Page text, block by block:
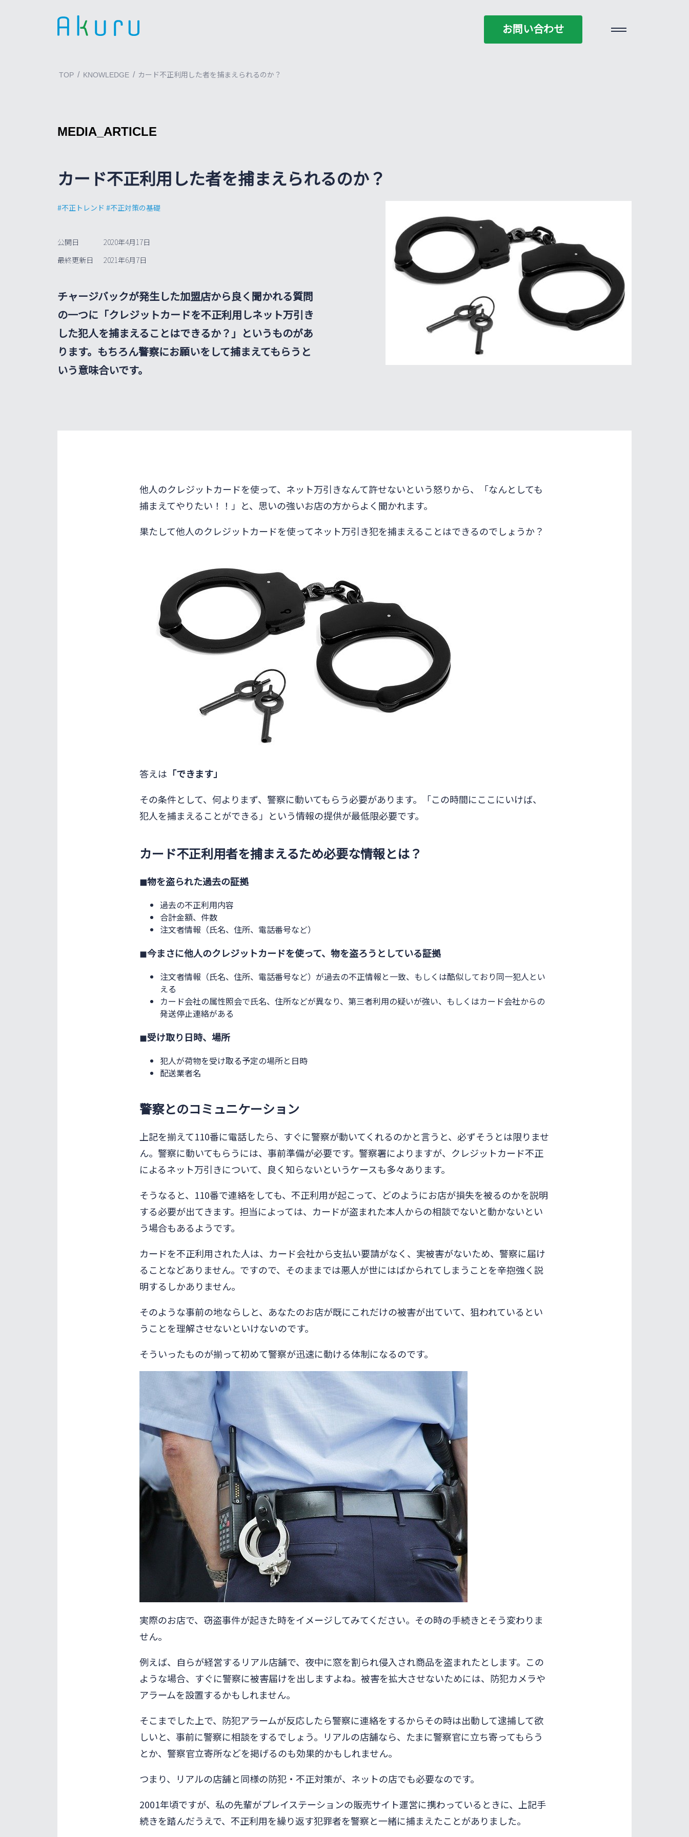
お問い合わせ
お問い合わせ
TOP / KNOWLEDGE / カード不正利用した者を捕まえられるのか？
MEDIA_ARTICLE
カード不正利用した者を捕まえられるのか？
不正トレンド 不正対策の基礎
公開日
2020年4月17日
最終更新日
2021年6月7日
チャージバックが発生した加盟店から良く聞かれる質問
の一つに「クレジットカードを不正利用しネット万引き
した犯人を捕まえることはできるか？」というものがあ
ります。もちろん警察にお願いをして捕まえてもらうと
いう意味合いです。
他人のクレジットカードを使って、ネット万引きなんて許せないという怒りから、「なんとしても
捕まえてやりたい！！」と、思いの強いお店の方からよく聞かれます。
果たして他人のクレジットカードを使ってネット万引き犯を捕まえることはできるのでしょうか？
答えは 「できます」
その条件として、何よりまず、警察に動いてもらう必要があります。「この時間にここにいけば、
犯人を捕まえることができる」という情報の提供が最低限必要です。
カード不正利用者を捕まえるため必要な情報とは？
◼︎物を盗られた過去の証拠
過去の不正利用内容
合計金額、件数
注文者情報（氏名、住所、電話番号など）
◼︎今まさに他人のクレジットカードを使って、物を盗ろうとしている証拠
注文者情報（氏名、住所、電話番号など）が過去の不正情報と一致、もしくは酷似しており同一犯人とい
える
カード会社の属性照会で氏名、住所などが異なり、第三者利用の疑いが強い、もしくはカード会社からの
発送停止連絡がある
◼︎受け取り日時、場所
犯人が荷物を受け取る予定の場所と日時
配送業者名
警察とのコミュニケーション
上記を揃えて110番に電話したら、すぐに警察が動いてくれるのかと言うと、必ずそうとは限りませ
ん。警察に動いてもらうには、事前準備が必要です。警察署によりますが、クレジットカード不正
によるネット万引きについて、良く知らないというケースも多々あります。
そうなると、110番で連絡をしても、不正利用が起こって、どのようにお店が損失を被るのかを説明
する必要が出てきます。担当によっては、カードが盗まれた本人からの相談でないと動かないとい
う場合もあるようです。
カードを不正利用された人は、カード会社から支払い要請がなく、実被害がないため、警察に届け
ることなどありません。ですので、そのままでは悪人が世にはばかられてしまうことを辛抱強く説
明するしかありません。
そのような事前の地ならしと、あなたのお店が既にこれだけの被害が出ていて、狙われているとい
うことを理解させないといけないのです。
そういったものが揃って初めて警察が迅速に動ける体制になるのです。
実際のお店で、窃盗事件が起きた時をイメージしてみてください。その時の手続きとそう変わりま
せん。
例えば、自らが経営するリアル店舗で、夜中に窓を割られ侵入され商品を盗まれたとします。この
ような場合、すぐに警察に被害届けを出しますよね。被害を拡大させないためには、防犯カメラや
アラームを設置するかもしれません。
そこまでした上で、防犯アラームが反応したら警察に連絡をするからその時は出動して逮捕して欲
しいと、事前に警察に相談をするでしょう。リアルの店舗なら、たまに警察官に立ち寄ってもらう
とか、警察官立寄所などを掲げるのも効果的かもしれません。
つまり、リアルの店舗と同様の防犯・不正対策が、ネットの店でも必要なのです。
2001年頃ですが、私の先輩がプレイステーションの販売サイト運営に携わっているときに、上記手
続きを踏んだうえで、不正利用を繰り返す犯罪者を警察と一緒に捕まえたことがありました。